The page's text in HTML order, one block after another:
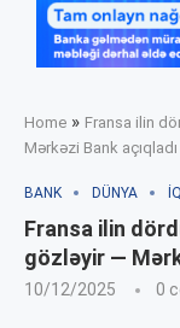
Home » Fransa ilin
Mərkəzi Bank açıqladı
BANK DÜNYA
Fransa ilin
gözləyir —
10/12/2025 0